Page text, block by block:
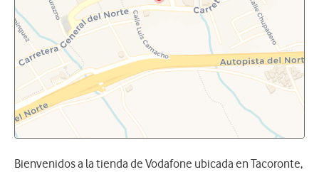
Bienvenidos a la tienda de Vodafone ubicada en Tacoronte,